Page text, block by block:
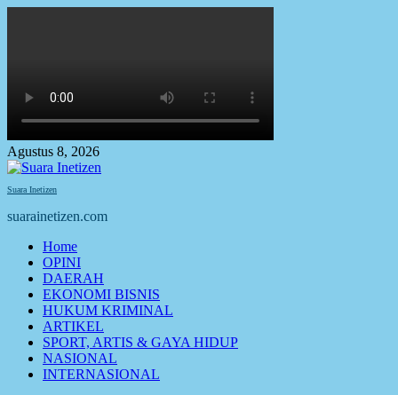
Agustus 8, 2026
Suara Inetizen
suarainetizen.com
Primary
Menu
Home
OPINI
DAERAH
EKONOMI BISNIS
HUKUM KRIMINAL
ARTIKEL
SPORT, ARTIS & GAYA HIDUP
NASIONAL
INTERNASIONAL